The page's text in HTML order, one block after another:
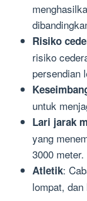
Risiko
risiko
persendian
untuk
Lari jarak
yang
3000 meter.
Atletik:
lompat, dan